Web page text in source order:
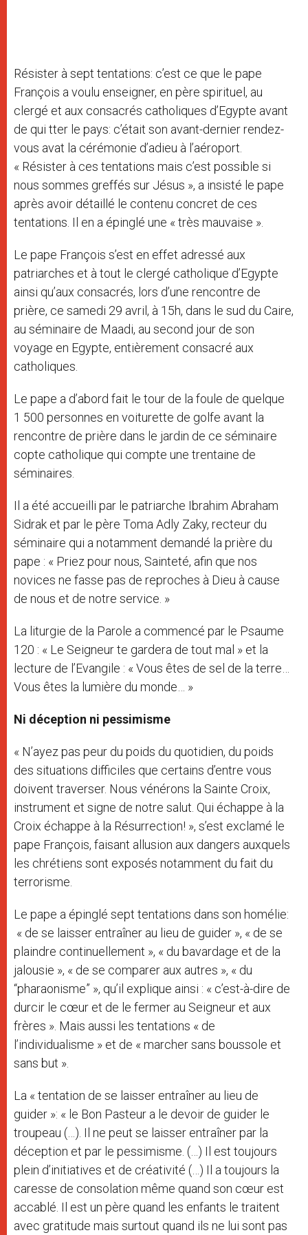
Résister à sept tentations: c’est ce que le pape
François a voulu enseigner, en père spirituel, au
clergé et aux consacrés catholiques d’Egypte avant
de qui tter le pays: c’était son avant-dernier rendez-
vous avat la cérémonie d’adieu à l’aéroport.
« Résister à ces tentations mais c’est possible si
nous sommes greffés sur Jésus », a insisté le pape
après avoir détaillé le contenu concret de ces
tentations. Il en a épinglé une « très mauvaise ».
Le pape François s’est en effet adressé aux
patriarches et à tout le clergé catholique d’Egypte
ainsi qu’aux consacrés, lors d’une rencontre de
prière, ce samedi 29 avril, à 15h, dans le sud du Caire,
au séminaire de Maadi, au second jour de son
voyage en Egypte, entièrement consacré aux
catholiques.
Le pape a d’abord fait le tour de la foule de quelque
1 500 personnes en voiturette de golfe avant la
rencontre de prière dans le jardin de ce séminaire
copte catholique qui compte une trentaine de
séminaires.
Il a été accueilli par le patriarche Ibrahim Abraham
Sidrak et par le père Toma Adly Zaky, recteur du
séminaire qui a notamment demandé la prière du
pape : « Priez pour nous, Sainteté, afin que nos
novices ne fasse pas de reproches à Dieu à cause
de nous et de notre service. »
La liturgie de la Parole a commencé par le Psaume
120 : « Le Seigneur te gardera de tout mal » et la
lecture de l’Evangile : « Vous êtes de sel de la terre…
Vous êtes la lumière du monde… »
Ni déception ni pessimisme
« N’ayez pas peur du poids du quotidien, du poids
des situations difficiles que certains d’entre vous
doivent traverser. Nous vénérons la Sainte Croix,
instrument et signe de notre salut. Qui échappe à la
Croix échappe à la Résurrection! », s’est exclamé le
pape François, faisant allusion aux dangers auxquels
les chrétiens sont exposés notamment du fait du
terrorisme.
Le pape a épinglé sept tentations dans son homélie:
« de se laisser entraîner au lieu de guider », « de se
plaindre continuellement », « du bavardage et de la
jalousie », « de se comparer aux autres », « du
“pharaonisme” », qu’il explique ainsi : « c’est-à-dire de
durcir le cœur et de le fermer au Seigneur et aux
frères ». Mais aussi les tentations « de
l’individualisme » et de « marcher sans boussole et
sans but ».
La « tentation de se laisser entraîner au lieu de
guider »: « le Bon Pasteur a le devoir de guider le
troupeau (…). Il ne peut se laisser entraîner par la
déception et par le pessimisme. (…) Il est toujours
plein d’initiatives et de créativité (…) Il a toujours la
caresse de consolation même quand son cœur est
accablé. Il est un père quand les enfants le traitent
avec gratitude mais surtout quand ils ne lui sont pas